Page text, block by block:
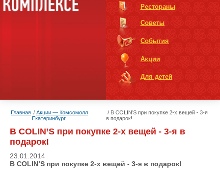
Рестораны
Советы
События
Акции
Для детей
Главная
Акции — Комсомолл
Екатеринбург
В COLIN’S при покупке 2-х вещей - 3-я
в подарок!
В COLIN’S при покупке 2-х вещей - 3-я в
подарок!
23.01.2014
В COLIN’S при покупке 2-х вещей - 3-я в подарок!